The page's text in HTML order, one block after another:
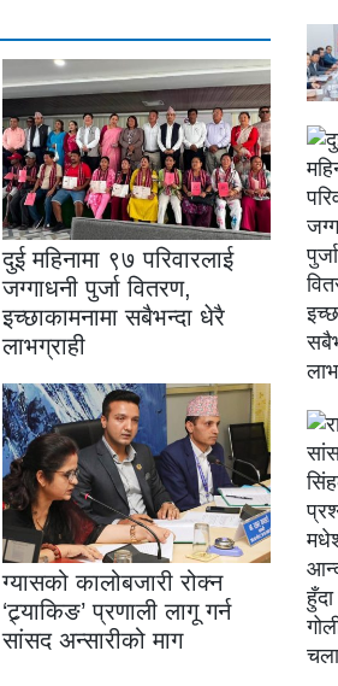
दुई महिनामा ९७ परिवारलाई
जग्गाधनी पुर्जा वितरण,
इच्छाकामनामा सबैभन्दा धेरै
लाभग्राही
ग्यासको कालोबजारी रोक्न
‘ट्र्याकिङ’ प्रणाली लागू गर्न
सांसद अन्सारीको माग